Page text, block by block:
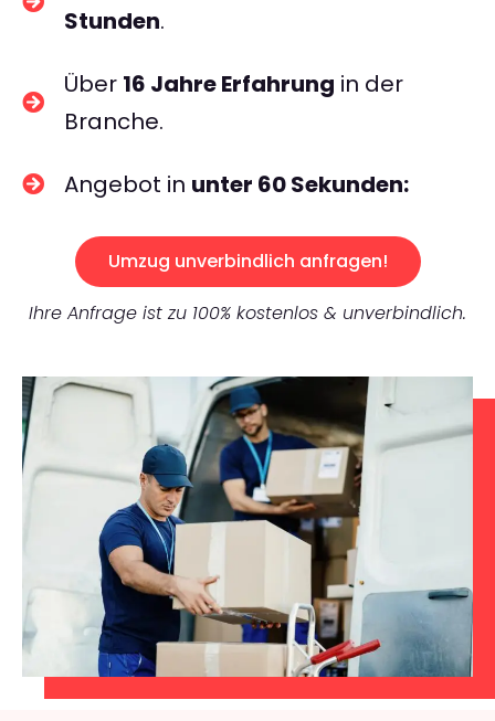
Stunden.
Über 16 Jahre Erfahrung in der
Branche.
Angebot in unter 60 Sekunden:
Umzug unverbindlich anfragen!
Ihre Anfrage ist zu 100% kostenlos & unverbindlich.